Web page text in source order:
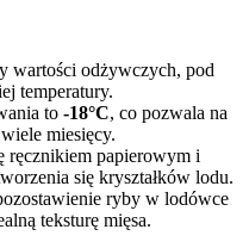
wartości odżywczych, pod
temperatury.
to -18°C, co pozwala na
miesięcy.
ręcznikiem papierowym i
się kryształków lodu.
ryby w lodówce
teksturę mięsa.